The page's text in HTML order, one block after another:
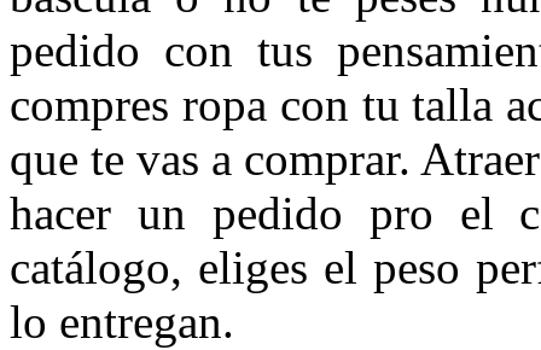
pedido con tus
compres ropa con tu talla
que te vas a comprar.
hacer un pedido pro el
catálogo, eliges el peso
lo entregan.